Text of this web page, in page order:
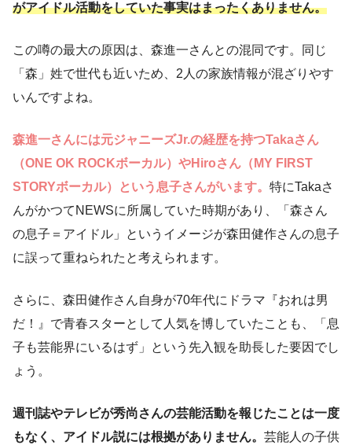
がアイドル活動をしていた事実はまったくありません。
この噂の最大の原因は、森進一さんとの混同です。同じ
「森」姓で世代も近いため、2人の家族情報が混ざりやす
いんですよね。
森進一さんには元ジャニーズJr.の経歴を持つTakaさん
（ONE OK ROCKボーカル）やHiroさん（MY FIRST
STORYボーカル）という息子さんがいます。 特にTakaさ
んがかつてNEWSに所属していた時期があり、「森さん
の息子＝アイドル」というイメージが森田健作さんの息子
に誤って重ねられたと考えられます。
さらに、森田健作さん自身が70年代にドラマ『おれは男
だ！』で青春スターとして人気を博していたことも、「息
子も芸能界にいるはず」という先入観を助長した要因でし
ょう。
週刊誌やテレビが秀尚さんの芸能活動を報じたことは一度
もなく、アイドル説には根拠がありません。 芸能人の子供